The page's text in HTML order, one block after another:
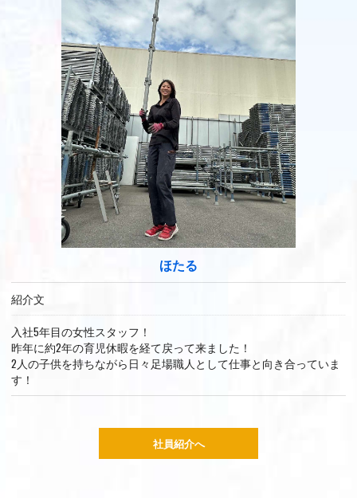
ほたる
紹介文
入社5年目の女性スタッフ！
昨年に約2年の育児休暇を経て戻って来ました！
2人の子供を持ちながら日々足場職人として仕事と向き合っていま
す！
社員紹介へ